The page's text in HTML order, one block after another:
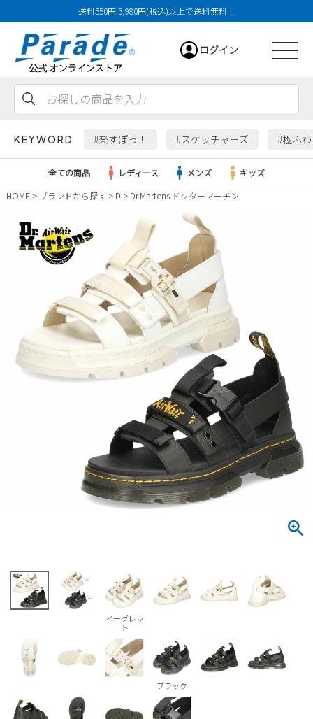
送料550円 3,980円(税込)以上で送料無料！
ログイン
KEYWORD #楽すぽっ！ #スケッチャーズ #極ふ
レディース
すべての商品
サンダル
レインシューズ
カジュアルシューズ
ウェア
Parade
SKECHERS
moz
すべての商品
ビジネス・ドレスシューズ
ワークシューズ
ブーツ
ウェア
キッズ
すべての商品
スニーカー
ブーツ
Parade
SKECHERS
new balance
NEW
レディース新入荷
メンズ新入荷
すべての商品
レディースSALE
キッズSALE
ボディバッグ
ビジネスバッグ
トートバッグ
すべての商品
ケア用品
雑貨
ご利用ガイド
会員サービス
全ての商品 レディース メンズ
キッズ
HOME
ブランドから探す D Dr.Martens ドクターマーチン
イーグレッ
ト
ブラック